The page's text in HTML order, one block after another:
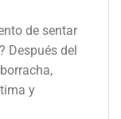
de sentar
Después del
y